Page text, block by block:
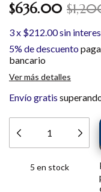
$636.00
3x $212.00sin
5% de descuento
bancario
Ver más detalles
Envío gratis
5 en stock